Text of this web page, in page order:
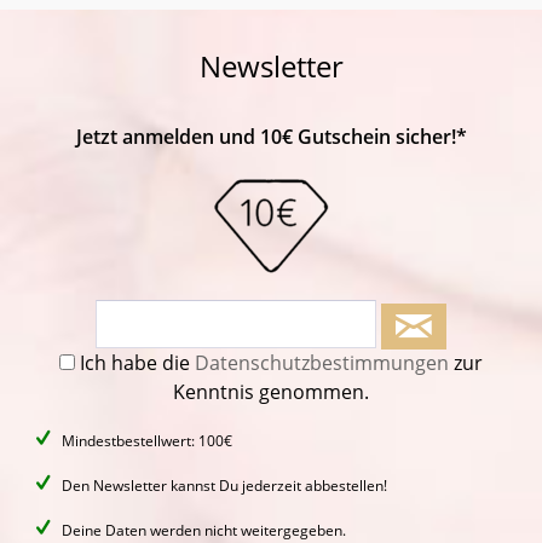
Newsletter
Jetzt anmelden und 10€ Gutschein sicher!*
Ich habe die Datenschutzbestimmungen zur
Kenntnis genommen.
Mindestbestellwert: 100€
Den Newsletter kannst Du jederzeit abbestellen!
Deine Daten werden nicht weitergegeben.